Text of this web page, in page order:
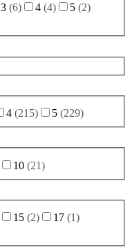
3 (6) 4 (4) 5 (2)
4 (215) 5 (229)
10 (21)
15 (2) 17 (1)